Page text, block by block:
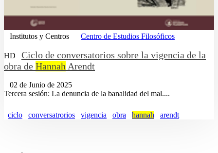
Institutos y Centros Centro de Estudios Filosóficos
HD
Ciclo de conversatorios sobre la vigencia de la
obra de Hannah Arendt
02 de Junio de 2025
Tercera sesión: La denuncia de la banalidad del mal....
ciclo conversatrorios vigencia obra hannah arendt